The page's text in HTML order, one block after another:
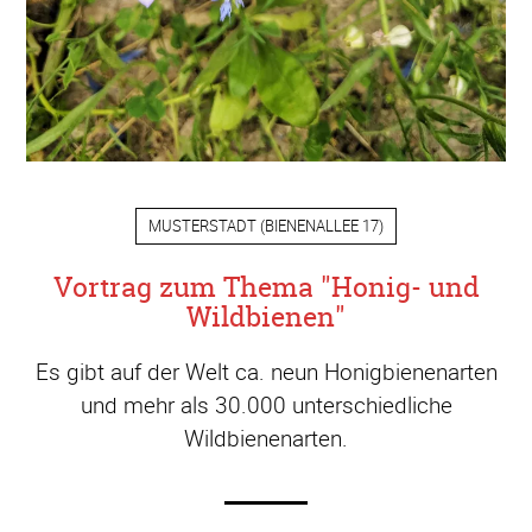
MUSTERSTADT (BIENENALLEE 17)
Vortrag zum Thema "Honig- und
Wildbienen"
Es gibt auf der Welt ca. neun Honigbienenarten
und mehr als 30.000 unterschiedliche
Wildbienenarten.